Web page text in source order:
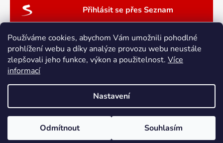
Používáme cookies, abychom Vám umožnili pohodlné
prohlížení webu a díky analýze provozu webu neustále
zlepšovali jeho funkce, výkon a použitelnost. Více
informací
Nastavení
Odmítnout Souhlasím
Přihlásit se přes Seznam
patchwork-aja.cz
Vytvořil Shoptet
Copyright 2026berninacentrum-av.cz. Všechna práva